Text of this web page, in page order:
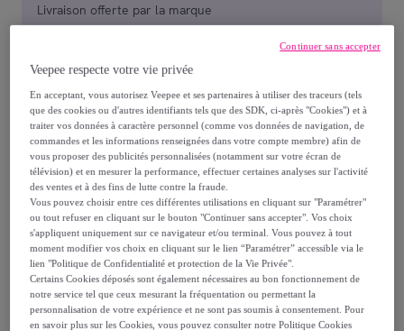
Livraison offerte par la marque
Comment ça marche ?
Détails sur votre produit
Description
Veepee respecte votre vie privée
En acceptant, vous autorisez Veepee et ses partenaires à utiliser des traceurs (tels
que des cookies ou d'autres identifiants tels que des SDK, ci-après "Cookies") et à
traiter vos données à caractère personnel (comme vos données de navigation, de
commandes et les informations renseignées dans votre compte membre) afin de
vous proposer des publicités personnalisées (notamment sur votre écran de
télévision) et en mesurer la performance, effectuer certaines analyses sur l'activité
des ventes et à des fins de lutte contre la fraude.
Vous pouvez choisir entre ces différentes utilisations en cliquant sur "Paramétrer"
ou tout refuser en cliquant sur le bouton "Continuer sans accepter". Vos choix
s'appliquent uniquement sur ce navigateur et/ou terminal. Vous pouvez à tout
moment modifier vos choix en cliquant sur le lien “Paramétrer” accessible via le
lien "Politique de Confidentialité et protection de la Vie Privée".
Certains Cookies déposés sont également nécessaires au bon fonctionnement de
notre service tel que ceux mesurant la fréquentation ou permettant la
personnalisation de votre expérience et ne sont pas soumis à consentement. Pour
en savoir plus sur les Cookies, vous pouvez consulter notre Politique Cookies
Continuer sans accepter